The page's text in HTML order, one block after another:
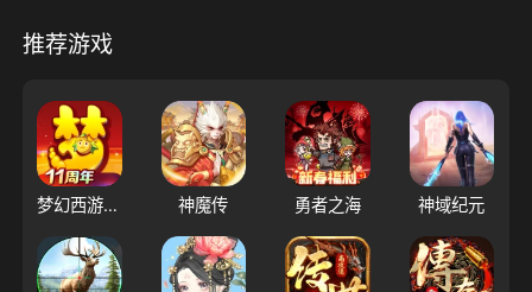
推荐游戏
梦幻西游（大陆服） 神魔传 勇者之海 神域纪元